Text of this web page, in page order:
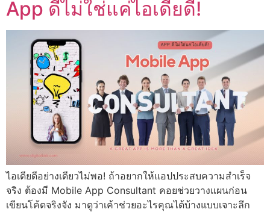
App ดีไม่ใช่แค่ไอเดียดี!
ไอเดียดีอย่างเดียวไม่พอ! ถ้าอยากให้แอปประสบความสำเร็จ
จริง ต้องมี Mobile App Consultant คอยช่วยวางแผนก่อน
เขียนโค้ดจริงจัง มาดูว่าเค้าช่วยอะไรคุณได้บ้างแบบเจาะลึก